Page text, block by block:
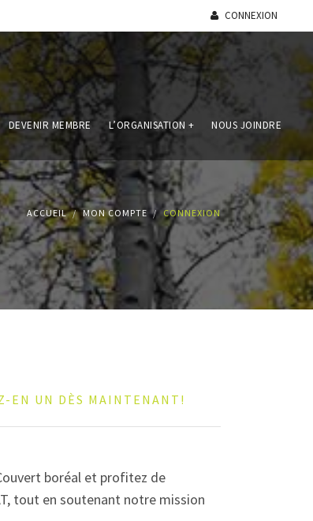
CONNEXION
DEVENIR MEMBRE L’ORGANISATION + NOUS JOINDRE
ACCUEIL MON COMPTE CONNEXION
EN UN DÈS MAINTENANT!
boréal et profitez de
tout en soutenant notre mission